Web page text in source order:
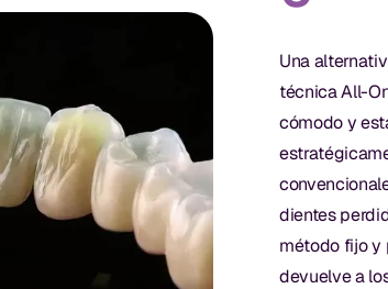
Una
técnica All-
cómodo y
dientes
método fijo y
devuelve a